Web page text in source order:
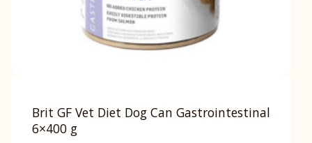
Brit GF Vet Diet Dog Can Gastrointestinal
6×400 g